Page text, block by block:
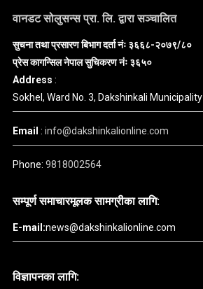
वानडट सोलुसन्स प्रा. लि. द्वारा सञ्चालित
सुचना तथा प्रसारण बिभाग दर्ता नंः ३६६८-२०७९/८०
प्रेस कागन्सिल नेपाल सुचिकरण नंः ३६५०
Address :
Sokhel, Ward No. 3, Dakshinkali Municipality
Email :info@dakshinkalionline.com
Phone:9818002564
सम्पूर्ण समाचारमूलक सामग्रीका लागि:
E-mail:news@dakshinkalionline.com
विज्ञापनका लागि: